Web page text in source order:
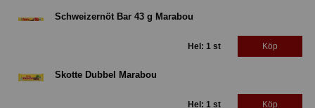
Schweizernöt Bar 43 g Marabou
Hel: 1 st Köp
Skotte Dubbel Marabou
Hel: 1 st Köp